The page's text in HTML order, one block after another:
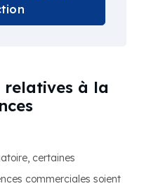
relatives à la
certaines
commerciales soient